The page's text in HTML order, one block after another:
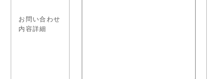
お問い合わせ
内容詳細